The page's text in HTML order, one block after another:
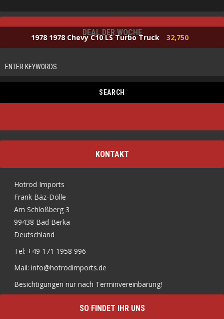
DEAL DER WOCHE
1978 1978 Chevy C10 LS Turbo Truck 32,750
KONTAKT
Hotrod Imports
Frank Bäz-Dölle
Am Schloßberg 3
99438 Bad Berka
Deutschland
Tel: +49 171 1958 996
Mail: info@hotrodimports.de
Besichtigungen nur nach Terminvereinbarung!
SO FINDET IHR UNS